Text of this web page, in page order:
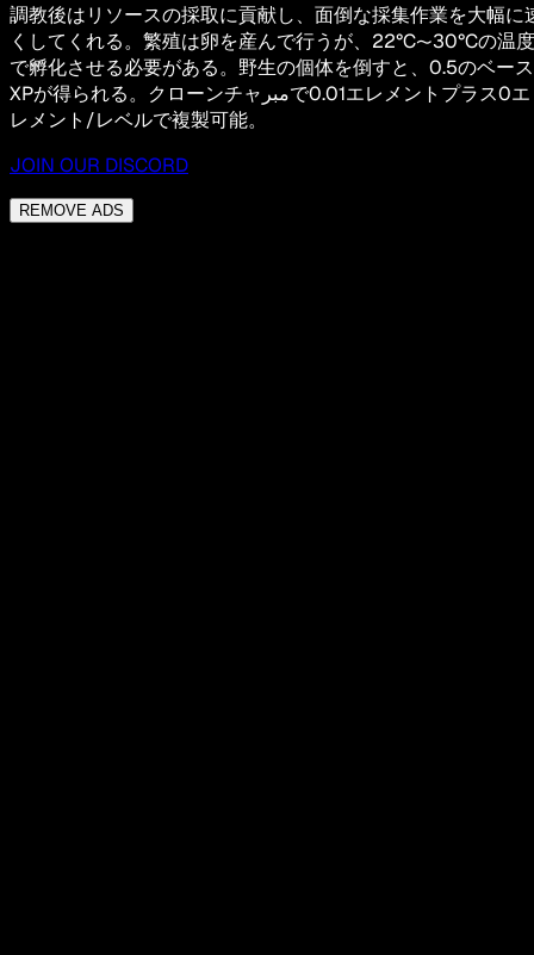
調教後はリソースの採取に貢献し、面倒な採集作業を大幅に
くしてくれる。繁殖は卵を産んで行うが、22°C〜30°Cの温度
で孵化させる必要がある。野生の個体を倒すと、0.5のベース
XPが得られる。クローンチャمبرで0.01エレメントプラス0エ
レメント/レベルで複製可能。
JOIN OUR DISCORD
REMOVE ADS